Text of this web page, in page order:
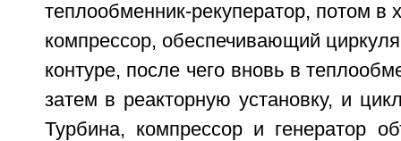
теплообменник-рекуператор, потом в
компрессор, обеспечивающий
контуре, после чего вновь в
затем в реакторную установку, и
Турбина, компрессор и генератор